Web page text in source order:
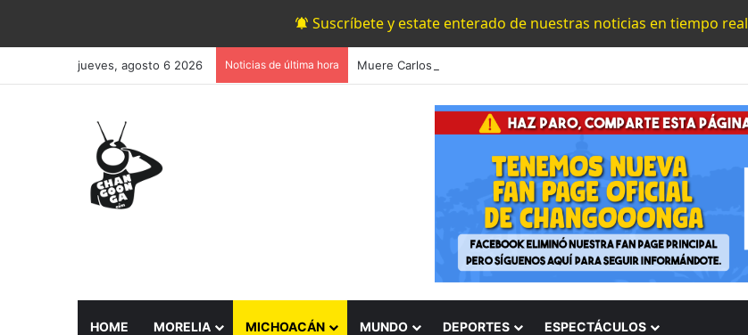
Suscríbete y estate enterado de nuestras noticias en tiempo real
jueves, agosto 6 2026 Noticias de última hora Muere Carlos Garfías Merlos, Arzobispo Emérito De Morelia
HOME MORELIA MICHOACÁN MUNDO DEPORTES ESPECTÁCULOS